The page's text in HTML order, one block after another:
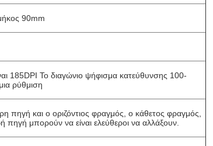
90mm
185DPI Το διαγώνιο ψήφισμα κατεύθυνσης 100-
ρύθμιση
πηγή και ο οριζόντιος φραγμός, ο κάθετος φραγμός,
πηγή μπορούν να είναι ελεύθεροι να αλλάξουν.